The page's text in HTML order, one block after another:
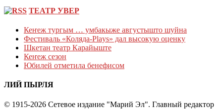
ТЕАТР УВЕР
Кеҥеж тургым … умбакыже августышто шуйна
Фестиваль «Коляда-Plays» дал высокую оценку
Шкетан театр Карайыште
Кеҥеж сезон
Юбилей отметила бенефисом
ЛИЙ ПЫРЛЯ
© 1915-2026 Сетевое издание "Марий Эл". Главный редактор